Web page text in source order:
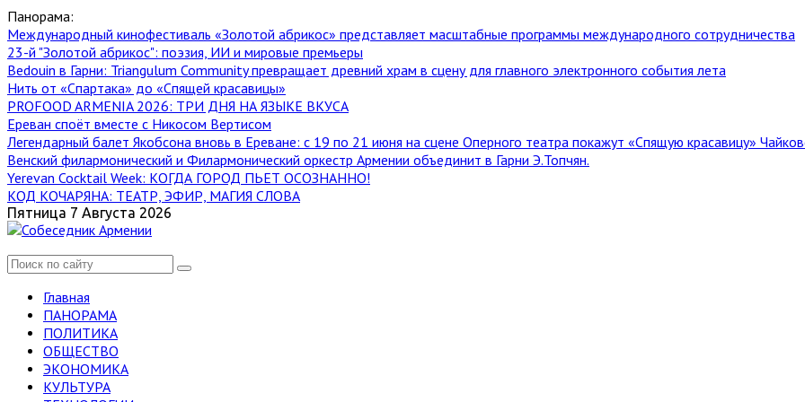
Панорама:
Международный кинофестиваль «Золотой абрикос» представляет масштабные программы международного сотрудничества
23-й "Золотой абрикос": поэзия, ИИ и мировые премьеры
Bedouin в Гарни: Triangulum Community превращает древний храм в сцену для главного электронного события лета
Нить от «Спартака» до «Спящей красавицы»
PROFOOD ARMENIA 2026: ТРИ ДНЯ НА ЯЗЫКЕ ВКУСА
Ереван споёт вместе с Никосом Вертисом
Легендарный балет Якобсона вновь в Ереване: с 19 по 21 июня на сцене Оперного театра покажут «Спящую красавицу»
Венский филармонический и Филармонический оркестр Армении объединит в Гарни Э.Топчян.
Yerevan Cocktail Week: КОГДА ГОРОД ПЬЕТ ОСОЗНАННО!
КОД КОЧАРЯНА: ТЕАТР, ЭФИР, МАГИЯ СЛОВА
Пятница 7 Августа 2026
Главная
ПАНОРАМА
ПОЛИТИКА
ОБЩЕСТВО
ЭКОНОМИКА
КУЛЬТУРА